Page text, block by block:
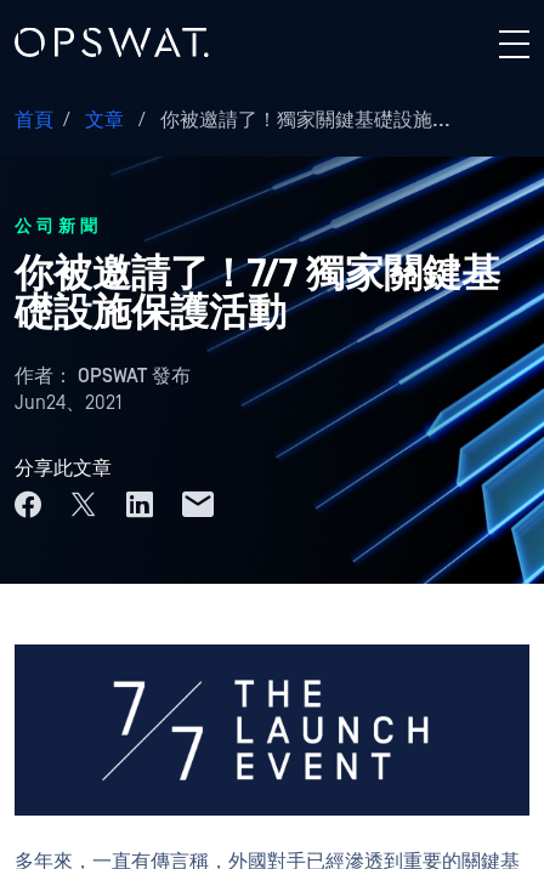
首頁 / 文章 / 你被邀請了！獨家關鍵基礎設施...
公司新聞
你被邀請了！7/7 獨家關鍵基
礎設施保護活動
作者： OPSWAT 發布
Jun24、2021
分享此文章
多年來，一直有傳言稱，外國對手已經滲透到重要的關鍵基